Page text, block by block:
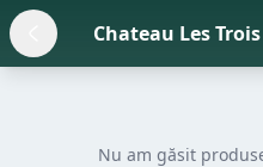
Chateau Les
Nu am găsit